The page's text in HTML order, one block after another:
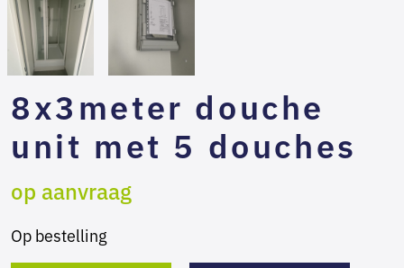
8x3meter douche
unit met 5 douches
op aanvraag
Op bestelling